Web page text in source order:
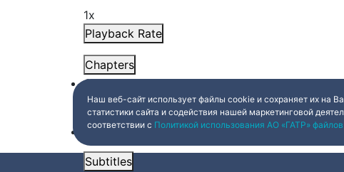
1x
Playback Rate
Chapters
Chapters
Descriptions
descriptions off, selected
Subtitles
Наш веб-сайт использует файлы cookie и сохраняет их на
статистики сайта и содействия нашей маркетинговой
соответствии с Политикой использования АО «ГАТР»